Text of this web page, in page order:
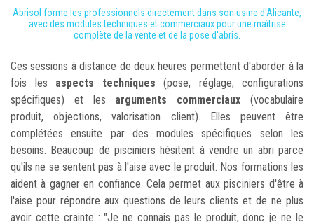
Abrisol forme les professionnels directement dans son usine d'Alicante,
avec des modules techniques et commerciaux pour une maîtrise
complète de la vente et de la pose d'abris.
Ces sessions à distance de deux heures permettent d'aborder à la
fois les aspects techniques (pose, réglage, configurations
spécifiques) et les arguments commerciaux (vocabulaire
produit, objections, valorisation client). Elles peuvent être
complétées ensuite par des modules spécifiques selon les
besoins. Beaucoup de pisciniers hésitent à vendre un abri parce
qu'ils ne se sentent pas à l'aise avec le produit. Nos formations les
aident à gagner en confiance. Cela permet aux pisciniers d'être à
l'aise pour répondre aux questions de leurs clients et de ne plus
avoir cette crainte : "Je ne connais pas le produit, donc je ne le